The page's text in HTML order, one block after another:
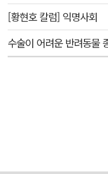
[황현호 칼럼] 익명사회